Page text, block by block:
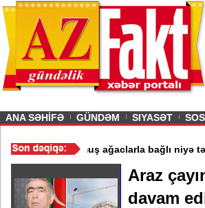
Nigar
ANA SƏHİFƏ GÜNDƏM SIYASƏT
/Binəqədidə qurumuş ağaclarla
Araz
davam